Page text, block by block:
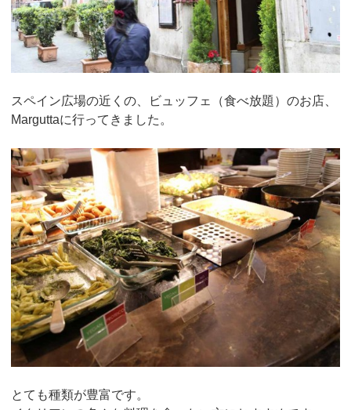
スペイン広場の近くの、ビュッフェ（食べ放題）のお店、
Marguttaに行ってきました。
とても種類が豊富です。